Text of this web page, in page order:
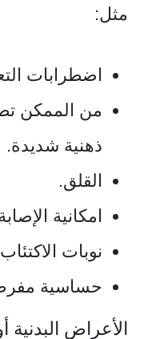
مثل:
اضطرابات
من الممكن
ذهنية شديدة.
القلق.
امكانية
نوبات
حساسية
الأعراض البدنية